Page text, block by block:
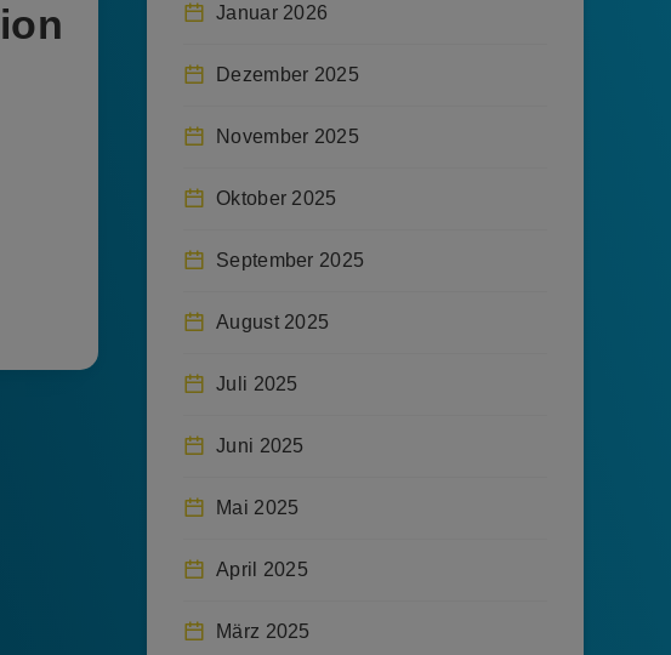
Januar 2026
Dezember 2025
November 2025
Oktober 2025
September 2025
August 2025
Juli 2025
Juni 2025
Mai 2025
April 2025
März 2025